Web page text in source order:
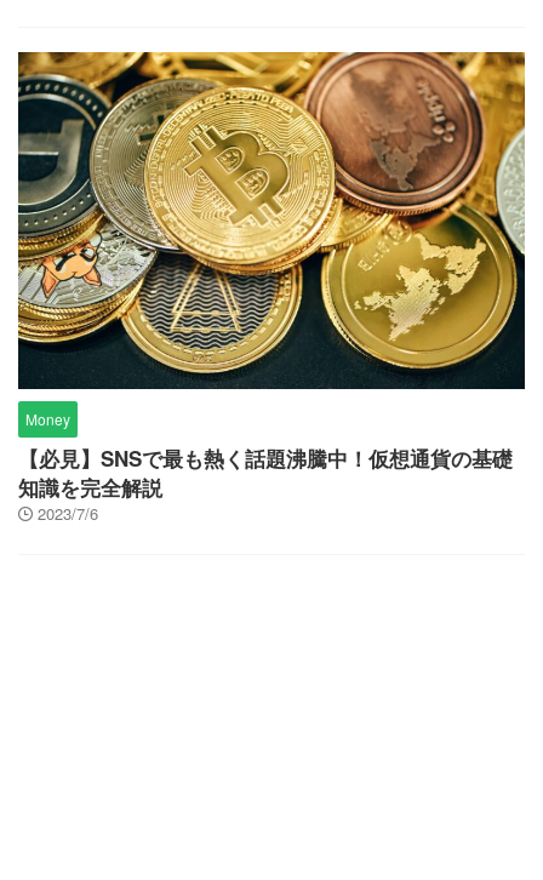
Money
【必見】SNSで最も熱く話題沸騰中！仮想通貨の基礎
知識を完全解説
2023/7/6